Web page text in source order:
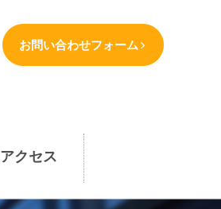
お問い合わせフォーム
アクセス